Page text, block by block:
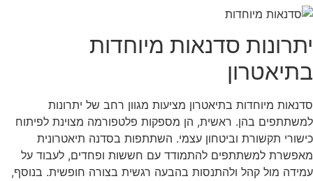
יתרונות סדנאות מיוחדות
בתיאטרון
סדנאות מיוחדות בתיאטרון מציעות מגוון רחב של יתרונות
למשתתפים בהן. ראשית, הן מספקות פלטפורמה מצוינת לפיתוח
כישורי תקשורת וביטחון עצמי. השתתפות בסדנה תיאטרונית
מאפשרת למשתתפים להתמודד עם חששות ופחדים, לעבוד על
עמידה מול קהל ולהתנסות בהבעה רגשית בצורה חופשית. בנוסף,